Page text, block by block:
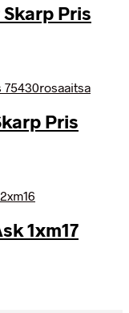
Pris
Pris
1xm17